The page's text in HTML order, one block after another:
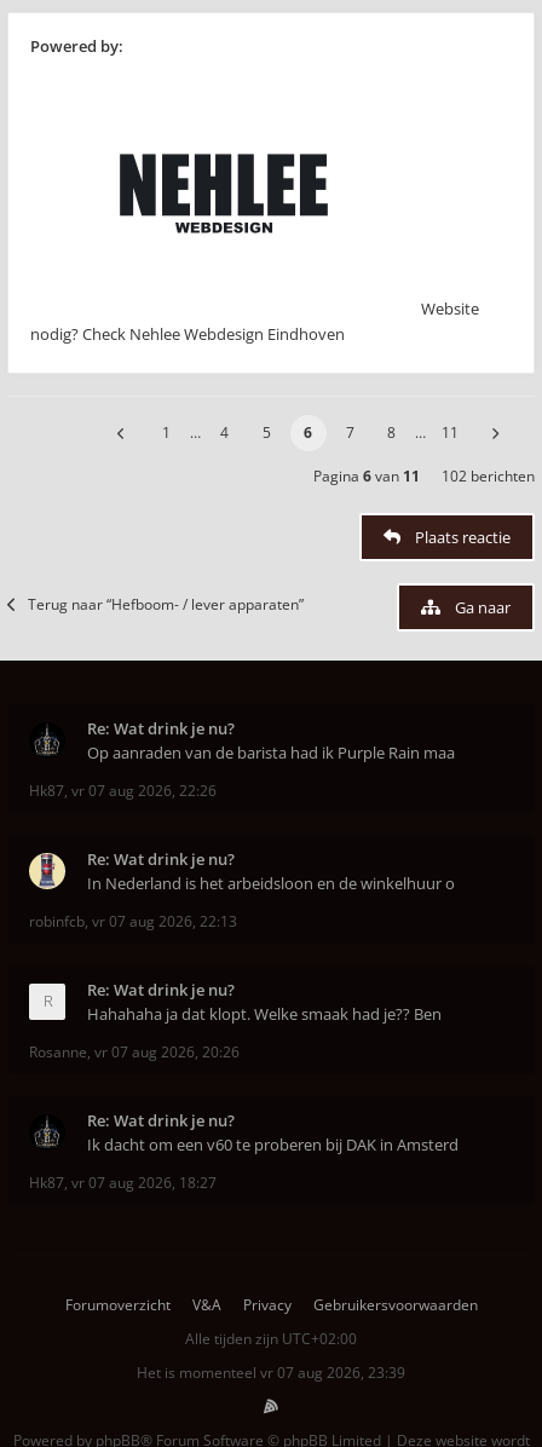
Powered by:
Website
nodig? Check Nehlee Webdesign Eindhoven
1 … 4 5 6 7 8 … 11
Pagina 6van 11 102 berichten
Plaats reactie
Terug naar “Hefboom- / lever apparaten” Ga naar
Re: Wat drink je nu?
Op aanraden van de barista had ik Purple Rain maa
Hk87, vr 07 aug 2026, 22:26
Re: Wat drink je nu?
In Nederland is het arbeidsloon en de winkelhuur o
robinfcb, vr 07 aug 2026, 22:13
Re: Wat drink je nu?
Hahahaha ja dat klopt. Welke smaak had je?? Ben
Rosanne, vr 07 aug 2026, 20:26
Re: Wat drink je nu?
Ik dacht om een v60 te proberen bij DAK in Amsterd
Hk87, vr 07 aug 2026, 18:27
Forumoverzicht V&A Privacy
Gebruikersvoorwaarden
Alle tijden zijn UTC+02:00
Het is momenteel vr 07 aug 2026, 23:39
Powered by phpBB® Forum Software © phpBB Limited | Deze website wordt